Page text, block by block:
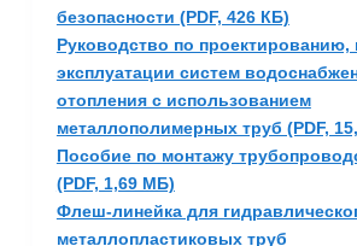
безопасности (PDF, 426 КБ)
Руководство по проектированию,
эксплуатации систем
отопления с использованием
металлополимерных труб (PDF,
Пособие по монтажу
(PDF, 1,69 МБ)
Флеш-линейка для
металлопластиковых труб